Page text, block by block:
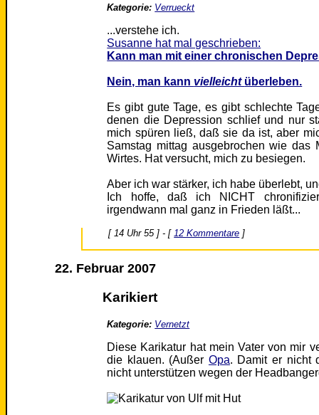
Kategorie: Verrueckt
...verstehe ich.
Susanne hat mal geschrieben:
Kann man mit einer chronischen
Nein, man kann vielleicht überleben.
Es gibt gute Tage, es gibt schlechte
denen die Depression schlief und nur
mich spüren ließ, daß sie da ist, aber
Samstag mittag ausgebrochen wie das
Wirtes. Hat versucht, mich zu besiegen.
Aber ich war stärker, ich habe überlebt,
Ich hoffe, daß ich NICHT
irgendwann mal ganz in Frieden läßt...
[ 14 Uhr 55 ] - [12 Kommentare ]
22. Februar 2007
Karikiert
Kategorie: Vernetzt
Diese Karikatur hat mein Vater von mir
die klauen. (Außer Opa. Damit er nicht
nicht unterstützen wegen der